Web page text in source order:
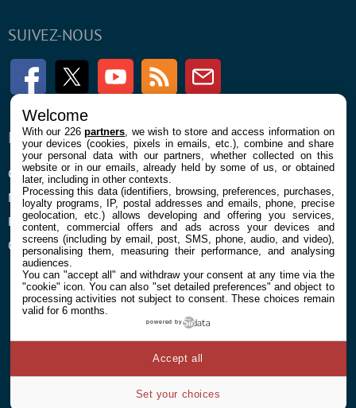
SUIVEZ-NOUS
FacebookTwitter Youtube RSS Newsletter
ENTREPRISE
Confidentialité et Cookies
Mentions légales et CGU
Préférences Cookies
Qui sommes nous
À PROPOS
Contact
Welcome
With our 226partners , we wish to store and access information on
your devices (cookies, pixels in emails, etc.), combine and share
your personal data with our partners, whether collected on this
website or in our emails, already held by some of us, or obtained
later, including in other contexts.
Processing this data (identifiers, browsing, preferences, purchases,
loyalty programs, IP, postal addresses and emails, phone, precise
geolocation, etc.) allows developing and offering you services,
content, commercial offers and ads across your devices and
screens (including by email, post, SMS, phone, audio, and video),
personalising them, measuring their performance, and analysing
audiences.
You can "accept all" and withdraw your consent at any time via the
"cookie" icon. You can also "set detailed preferences" and object to
processing activities not subject to consent. These choices remain
valid for 6 months.
powered by
Set your choices
Accept all